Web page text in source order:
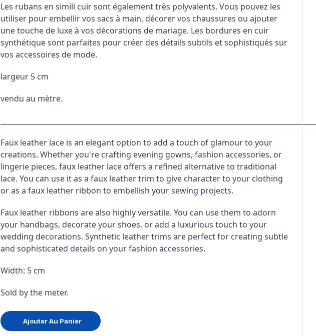
Les rubans en simili cuir sont également très polyvalents. Vous pouvez les
utiliser pour embellir vos sacs à main, décorer vos chaussures ou ajouter
une touche de luxe à vos décorations de mariage. Les bordures en cuir
synthétique sont parfaites pour créer des détails subtils et sophistiqués sur
vos accessoires de mode.
largeur 5 cm
vendu au mètre.
Faux leather lace is an elegant option to add a touch of glamour to your
creations. Whether you're crafting evening gowns, fashion accessories, or
lingerie pieces, faux leather lace offers a refined alternative to traditional
lace. You can use it as a faux leather trim to give character to your clothing
or as a faux leather ribbon to embellish your sewing projects.
Faux leather ribbons are also highly versatile. You can use them to adorn
your handbags, decorate your shoes, or add a luxurious touch to your
wedding decorations. Synthetic leather trims are perfect for creating subtle
and sophisticated details on your fashion accessories.
Width: 5 cm
Sold by the meter.
Ajouter Au Panier